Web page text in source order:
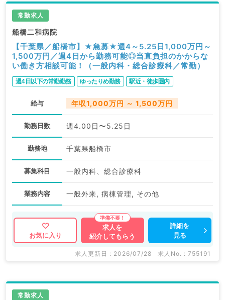
常勤求人
船橋二和病院
【千葉県／船橋市】★急募★週4～5.25日1,000万円～
1,500万円／週4日から勤務可能◎当直負担のかからな
い働き方相談可能！（一般内科・総合診療科／常勤）
週4日以下の常勤勤務 ゆったりめ勤務 駅近・徒歩圏内
給与 年収1,000万円 ～ 1,500万円
勤務日数 週4.00日〜5.25日
勤務地 千葉県船橋市
募集科目 一般内科、総合診療科
業務内容 一般外来, 病棟管理, その他
お気に入り
求人を
紹介してもらう
詳細を
見る
求人更新日 : 2026/07/28 求人No. : 755191
常勤求人